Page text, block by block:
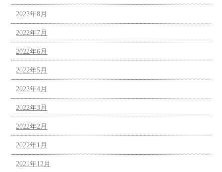
2022年8月
2022年7月
2022年6月
2022年5月
2022年4月
2022年3月
2022年2月
2022年1月
2021年12月